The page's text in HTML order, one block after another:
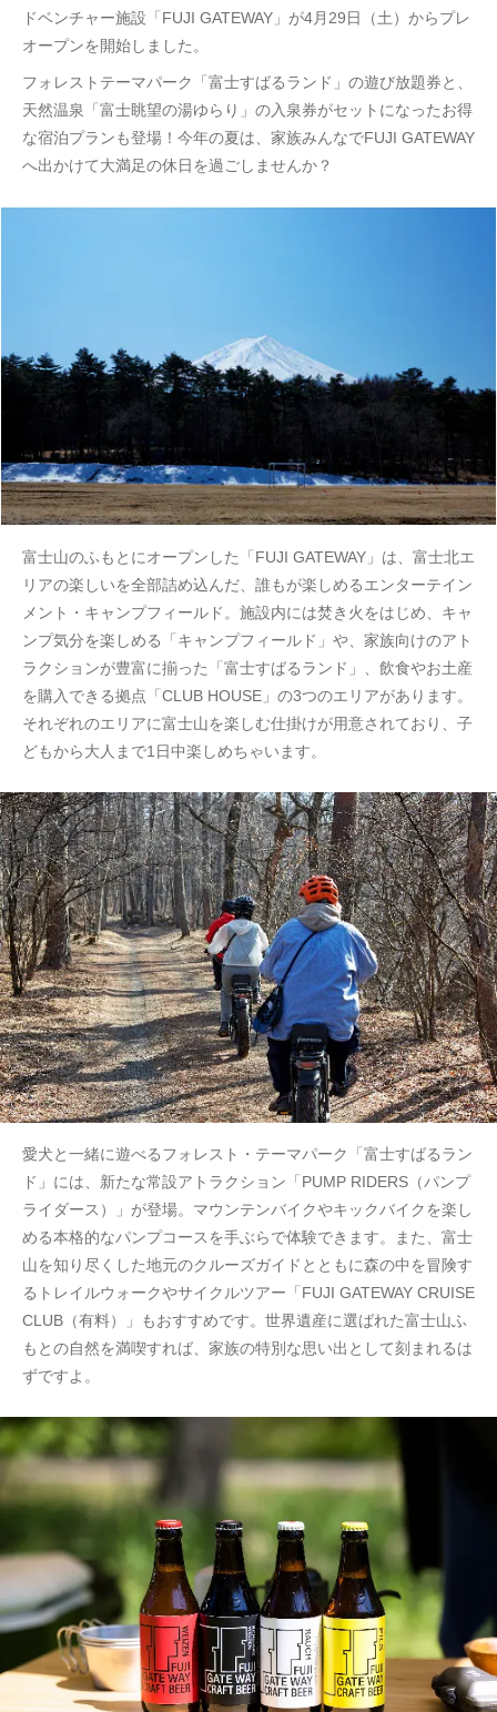
ドベンチャー施設「FUJI GATEWAY」が4月29日（土）からプレ
オープンを開始しました。
フォレストテーマパーク「富士すばるランド」の遊び放題券と、
天然温泉「富士眺望の湯ゆらり」の入泉券がセットになったお得
な宿泊プランも登場！今年の夏は、家族みんなでFUJI GATEWAY
へ出かけて大満足の休日を過ごしませんか？
富士山のふもとにオープンした「FUJI GATEWAY」は、富士北エ
リアの楽しいを全部詰め込んだ、誰もが楽しめるエンターテイン
メント・キャンプフィールド。施設内には焚き火をはじめ、キャ
ンプ気分を楽しめる「キャンプフィールド」や、家族向けのアト
ラクションが豊富に揃った「富士すばるランド」、飲食やお土産
を購入できる拠点「CLUB HOUSE」の3つのエリアがあります。
それぞれのエリアに富士山を楽しむ仕掛けが用意されており、子
どもから大人まで1日中楽しめちゃいます。
愛犬と一緒に遊べるフォレスト・テーマパーク「富士すばるラン
ド」には、新たな常設アトラクション「PUMP RIDERS（パンプ
ライダース）」が登場。マウンテンバイクやキックバイクを楽し
める本格的なパンプコースを手ぶらで体験できます。また、富士
山を知り尽くした地元のクルーズガイドとともに森の中を冒険す
るトレイルウォークやサイクルツアー「FUJI GATEWAY CRUISE
CLUB（有料）」もおすすめです。世界遺産に選ばれた富士山ふ
もとの自然を満喫すれば、家族の特別な思い出として刻まれるは
ずですよ。